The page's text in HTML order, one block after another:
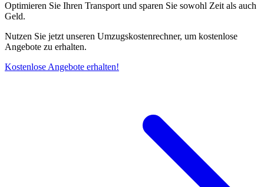
Optimieren Sie Ihren Transport und sparen Sie sowohl Zeit als auch
Geld.
Nutzen Sie jetzt unseren Umzugskostenrechner, um kostenlose
Angebote zu erhalten.
Kostenlose Angebote erhalten!